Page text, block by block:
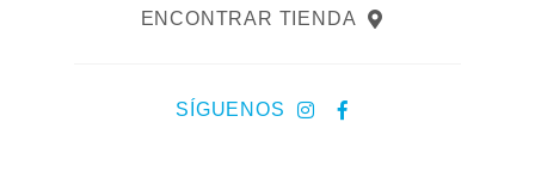
ENCONTRAR TIENDA
SÍGUENOS